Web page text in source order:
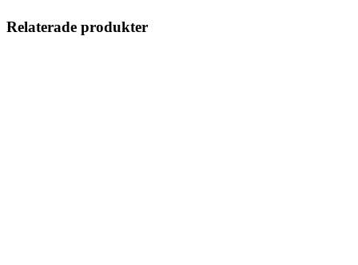
Relaterade produkter